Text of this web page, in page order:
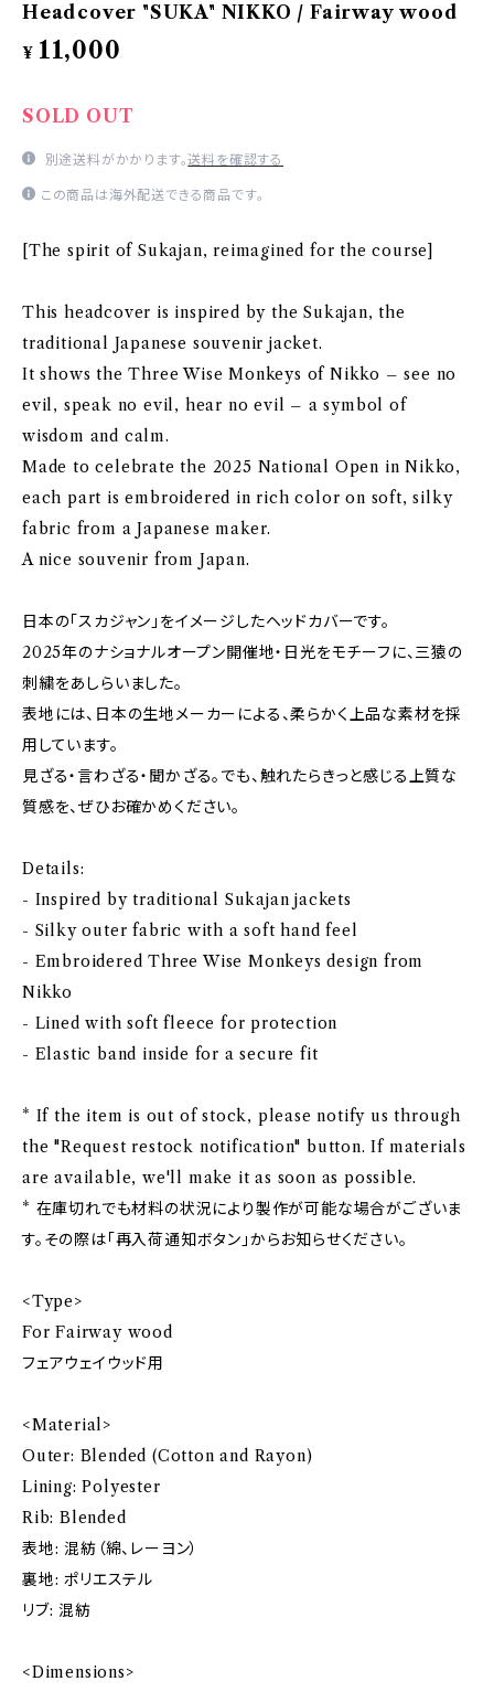
Headcover "SUKA" NIKKO / Fairway wood
¥ 11,000
SOLD OUT
別途送料がかかります。送料を確認する
この商品は海外配送できる商品です。
[The spirit of Sukajan, reimagined for the course]
This headcover is inspired by the Sukajan, the
traditional Japanese souvenir jacket.
It shows the Three Wise Monkeys of Nikko – see no
evil, speak no evil, hear no evil – a symbol of
wisdom and calm.
Made to celebrate the 2025 National Open in Nikko,
each part is embroidered in rich color on soft, silky
fabric from a Japanese maker.
A nice souvenir from Japan.
日本の「スカジャン」をイメージしたヘッドカバーです。
2025年のナショナルオープン開催地・日光をモチーフに、三猿の
刺繍をあしらいました。
表地には、日本の生地メーカーによる、柔らかく上品な素材を採
用しています。
見ざる・言わざる・聞かざる。でも、触れたらきっと感じる上質な
質感を、ぜひお確かめください。
Details:
- Inspired by traditional Sukajan jackets
- Silky outer fabric with a soft hand feel
- Embroidered Three Wise Monkeys design from
Nikko
- Lined with soft fleece for protection
- Elastic band inside for a secure fit
* If the item is out of stock, please notify us through
the "Request restock notification" button. If materials
are available, we'll make it as soon as possible.
* 在庫切れでも材料の状況により製作が可能な場合がございま
す。その際は「再入荷通知ボタン」からお知らせください。
<Type>
For Fairway wood
フェアウェイウッド用
<Material>
Outer: Blended (Cotton and Rayon)
Lining: Polyester
Rib: Blended
表地: 混紡（綿、レーヨン）
裏地: ポリエステル
リブ: 混紡
<Dimensions>